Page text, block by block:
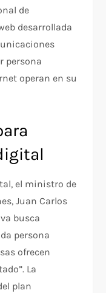
de
desarrollada
persona
operan en su
el ministro de
Juan Carlos
busca
persona
ofrecen
La
plan